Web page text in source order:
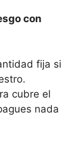
con
fija si
cubre el
nada